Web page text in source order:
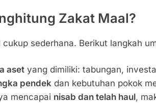
Zakat Maal?
sederhana. Berikut langkah
asetyang dimiliki: tabungan,
pendekdan kebutuhan pokok
mencapai nisab dan telah haul,